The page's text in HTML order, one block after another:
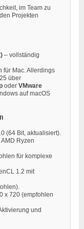
im Team zu
Projekten
– vollständig
für Mac. Allerdings
über
oder VMware
auf macOS
(64 Bit, aktualisiert).
Ryzen
für komplexe
1.2 mit
x 720 (empfohlen
und